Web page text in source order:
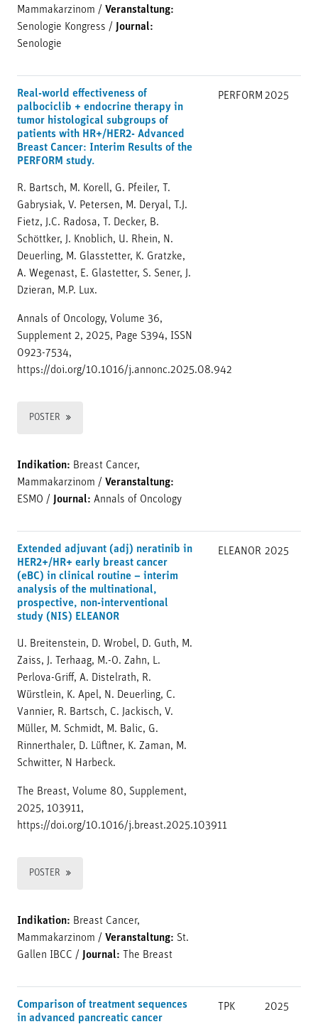
Mammakarzinom / Veranstaltung:
Senologie Kongress /
Journal:
Senologie
Real-world effectiveness of
palbociclib + endocrine therapy in
tumor histological subgroups of
patients with HR+/HER2- Advanced
Breast Cancer: Interim Results of the
PERFORM study.
R. Bartsch, M. Korell, G. Pfeiler, T.
Gabrysiak, V. Petersen, M. Deryal, T.J.
Fietz, J.C. Radosa, T. Decker, B.
Schöttker, J. Knoblich, U. Rhein, N.
Deuerling, M. Glasstetter, K. Gratzke,
A. Wegenast, E. Glastetter, S. Sener, J.
Dzieran, M.P. Lux.
Annals of Oncology, Volume 36,
Supplement 2, 2025, Page S394, ISSN
0923-7534,
https://doi.org/10.1016/j.annonc.2025.08.942
POSTER
Indikation: Breast Cancer,
Mammakarzinom / Veranstaltung:
ESMO / Journal: Annals of Oncology
PERFORM 2025
Extended adjuvant (adj) neratinib in
HER2+/HR+ early breast cancer
(eBC) in clinical routine – interim
analysis of the multinational,
prospective, non-interventional
study (NIS) ELEANOR
U. Breitenstein, D. Wrobel, D. Guth, M.
Zaiss, J. Terhaag, M.-O. Zahn, L.
Perlova-Griff, A. Distelrath, R.
Würstlein, K. Apel, N. Deuerling, C.
Vannier, R. Bartsch, C. Jackisch, V.
Müller, M. Schmidt, M. Balic, G.
Rinnerthaler, D. Lüftner, K. Zaman, M.
Schwitter, N Harbeck.
The Breast, Volume 80, Supplement,
2025, 103911,
https://doi.org/10.1016/j.breast.2025.103911
POSTER
Indikation: Breast Cancer,
Mammakarzinom / Veranstaltung: St.
Gallen IBCC / Journal: The Breast
ELEANOR 2025
Comparison of treatment sequences
in advanced pancreatic cancer
TPK 2025